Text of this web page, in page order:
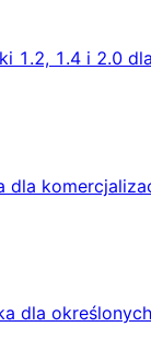
1.4 i 2.0
dla